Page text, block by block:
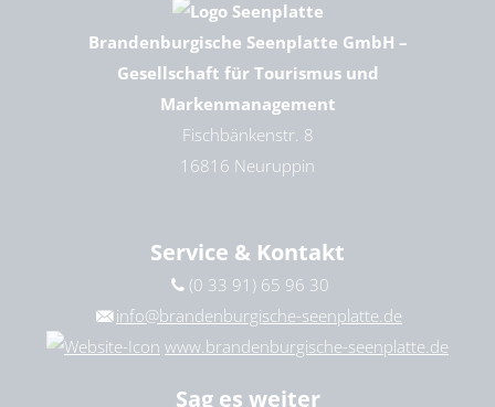
Brandenburgische Seenplatte GmbH –
Gesellschaft für Tourismus und
Markenmanagement
Fischbänkenstr. 8
16816 Neuruppin
Service & Kontakt
(0 33 91) 65 96 30
info@brandenburgische-seenplatte.de
www.brandenburgische-seenplatte.de
Sag es weiter